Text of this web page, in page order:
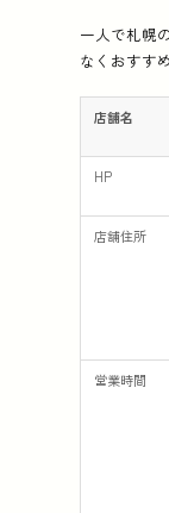
一人で札幌
なくおすす
店舗名
HP
店舗住所
営業時間